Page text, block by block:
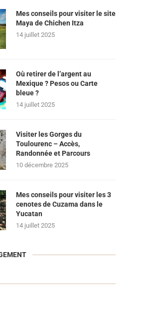
Mes conseils pour visiter le site
Maya de Chichen Itza
14 juillet 2025
Où retirer de l’argent au
Mexique ? Pesos ou Carte
bleue ?
14 juillet 2025
Visiter les Gorges du
Toulourenc – Accès,
Randonnée et Parcours
10 décembre 2025
Mes conseils pour visiter les 3
cenotes de Cuzama dans le
Yucatan
14 juillet 2025